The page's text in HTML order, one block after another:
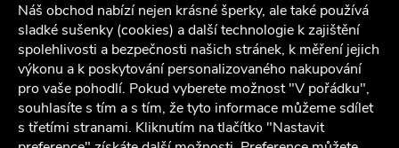
Náš obchod nabízí nejen krásné šperky, ale také používá
sladké sušenky (cookies) a další technologie k zajištění
spolehlivosti a bezpečnosti našich stránek, k měření jejich
výkonu a k poskytování personalizovaného nakupování
pro vaše pohodlí. Pokud vyberete možnost "V pořádku",
souhlasíte s tím a s tím, že tyto informace můžeme sdílet
s třetími stranami. Kliknutím na tlačítko "Nastavit